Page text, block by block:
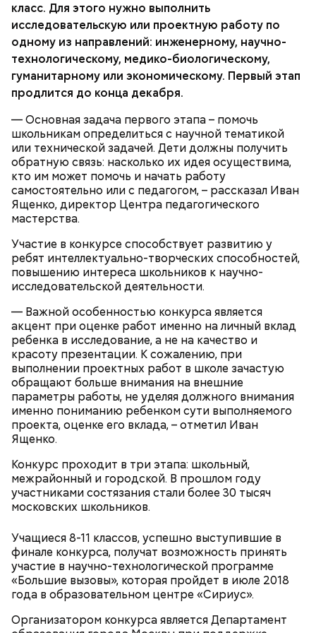
класс. Для этого нужно выполнить
исследовательскую или проектную работу по
одному из направлений: инженерному, научно-
технологическому, медико-биологическому,
гуманитарному или экономическому. Первый этап
продлится до конца декабря.
— Основная задача первого этапа – помочь
школьникам определиться с научной тематикой
или технической задачей. Дети должны получить
обратную связь: насколько их идея осуществима,
кто им может помочь и начать работу
самостоятельно или с педагогом, – рассказал Иван
Ященко, директор Центра педагогического
мастерства.
Участие в конкурсе способствует развитию у
ребят интеллектуально-творческих способностей,
повышению интереса школьников к научно-
исследовательской деятельности.
— Важной особенностью конкурса является
акцент при оценке работ именно на личный вклад
ребенка в исследование, а не на качество и
красоту презентации. К сожалению, при
выполнении проектных работ в школе зачастую
обращают больше внимания на внешние
параметры работы, не уделяя должного внимания
именно пониманию ребенком сути выполняемого
проекта, оценке его вклада, – отметил Иван
Ященко.
Конкурс проходит в три этапа: школьный,
межрайонный и городской. В прошлом году
участниками состязания стали более 30 тысяч
московских школьников.
Учащиеся 8-11 классов, успешно выступившие в
финале конкурса, получат возможность принять
участие в научно-технологической программе
«Большие вызовы», которая пройдет в июле 2018
года в образовательном центре «Сириус».
Организатором конкурса является Департамент
смерти трех мужей, невинно осужденных
корыстолюбивым градоначальником.
За свою земную жизнь он совершил множество
добрых дел во славу Божию.
преданию, мощи святого сохранились нетленными
и источали чудесное миро, от которого исцелилось
множество людей. В 1087 году мощи Николая
Угодника были перенесены в итальянский город
Бар (Бари), где находятся и поныне.
2-3 картофелины,
1 некрупное яблоко,
1 некрупный помидор,
салатная заправка.
Очищенный сырой салатный сельдерей
нашинковать соломкой. Яблоки очистить от
кожицы и семян, нарезать ломтиками. Так же
нарезать вареный картофель. Продукты
перемешать, полить салатной заправкой, выложить
в салатник горкой и украсить веточками
сельдерея, кусочками свежих помидоров и
ломтиками яблок.
Кабачки в овощном соусе